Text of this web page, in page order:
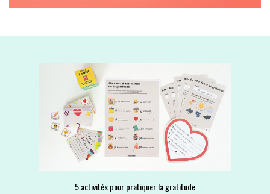
5 activités pour pratiquer la gratitude